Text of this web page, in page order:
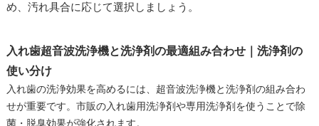
め、汚れ具合に応じて選択しましょう。
入れ歯超音波洗浄機と洗浄剤の最適組み合わせ｜洗浄剤の
使い分け
入れ歯の洗浄効果を高めるには、超音波洗浄機と洗浄剤の組み合わ
せが重要です。市販の入れ歯用洗浄剤や専用洗浄剤を使うことで除
菌・脱臭効果が強化されます。